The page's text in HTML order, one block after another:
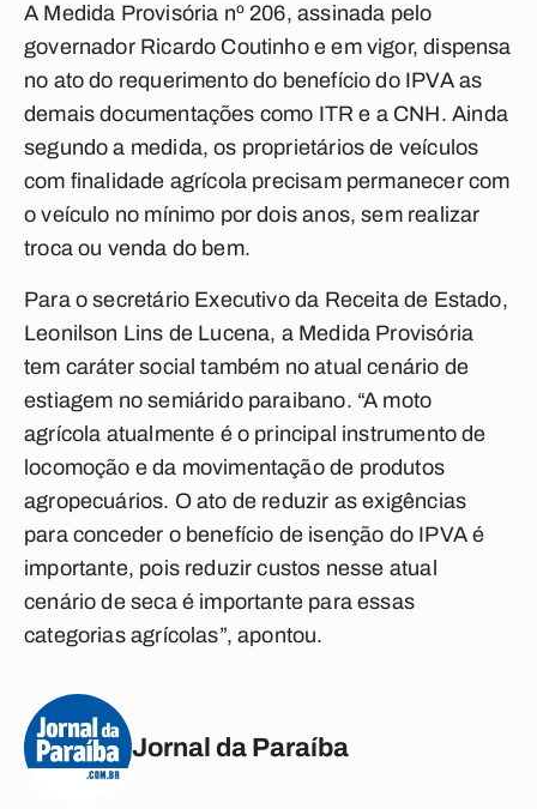
A Medida Provisória nº 206, assinada pelo
governador Ricardo Coutinho e em vigor, dispensa
no ato do requerimento do benefício do IPVA as
demais documentações como ITR e a CNH. Ainda
segundo a medida, os proprietários de veículos
com finalidade agrícola precisam permanecer com
o veículo no mínimo por dois anos, sem realizar
troca ou venda do bem.
Para o secretário Executivo da Receita de Estado,
Leonilson Lins de Lucena, a Medida Provisória
tem caráter social também no atual cenário de
estiagem no semiárido paraibano. “A moto
agrícola atualmente é o principal instrumento de
locomoção e da movimentação de produtos
agropecuários. O ato de reduzir as exigências
para conceder o benefício de isenção do IPVA é
importante, pois reduzir custos nesse atual
cenário de seca é importante para essas
categorias agrícolas”, apontou.
Jornal da Paraíba